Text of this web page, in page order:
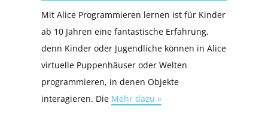
Mit Alice Programmieren lernen ist für Kinder
ab 10 Jahren eine fantastische Erfahrung,
denn Kinder oder Jugendliche können in Alice
virtuelle Puppenhäuser oder Welten
programmieren, in denen Objekte
interagieren. Die Mehr dazu »